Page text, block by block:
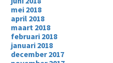
mei 2018
april 2018
maart 2018
februari 2018
januari 2018
december 2017